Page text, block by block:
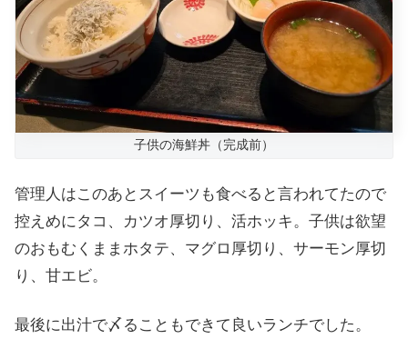
子供の海鮮丼（完成前）
管理人はこのあとスイーツも食べると言われてたので
控えめにタコ、カツオ厚切り、活ホッキ。子供は欲望
のおもむくままホタテ、マグロ厚切り、サーモン厚切
り、甘エビ。
最後に出汁で〆ることもできて良いランチでした。